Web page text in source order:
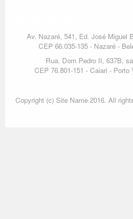
Av. Nazaré, 541, Ed. José Miguel
CEP 66.035-135 - Nazaré -
Rua. Dom Pedro II, 637B,
CEP 76.801-151 - Caiari - Porto
Copyright (c) Site Name 2016. All